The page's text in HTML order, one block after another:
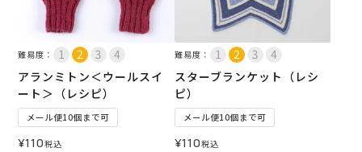
難易度：
アランミトン＜ウールスイ
ート＞（レシピ）
メール便10個まで可
¥110税込
難易度：
スターブランケット（レシ
ピ）
メール便10個まで可
¥110税込